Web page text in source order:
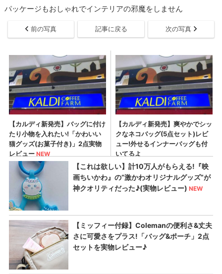
パッケージもおしゃれでインテリアの邪魔をしません
前の写真 記事に戻る 次の写真